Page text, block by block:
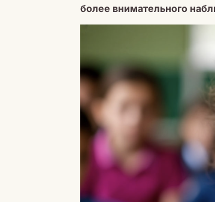
более внимательного